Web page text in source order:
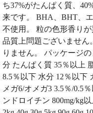
ち37%がたんぱく質、
来です。 BHA、BHT、
不使用。 粒の色形香り
品質上問題ございません
りません。 パッケージ
分 たんぱく質 35％以上
8.5％以下 水分 12％以下
メガ6/オメガ3 3.5％/0.5
ンドロイチン 800mg/kg